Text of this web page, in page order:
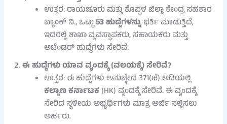
ಉತ್ತರ: ರಾಯಚೂರು ಮತ್ತು ಕೊಪ್ಪಳ ಜಿಲ್ಲಾ ಕೇಂದ್ರ ಸಹಕಾರ
ಬ್ಯಾಂಕ್ ನಿ., ಒಟ್ಟು53 ಹುದ್ದೆಗಳನ್ನುಭರ್ತಿ ಮಾಡುತ್ತಿದೆ,
ಇದರಲ್ಲಿ ಶಾಖಾ ವ್ಯವಸ್ಥಾಪಕರು, ಸಹಾಯಕರು ಮತ್ತು
ಅಟೆಂಡರ್ ಹುದ್ದೆಗಳು ಸೇರಿವೆ.
ಈ ಹುದ್ದೆಗಳು ಯಾವ ವೃಂದಕ್ಕೆ (ವಲಯಕ್ಕೆ) ಸೇರಿವೆ?
ಉತ್ತರ: ಈ ಹುದ್ದೆಗಳು ಅನುಚ್ಛೇದ 371(ಜೆ) ಅಡಿಯಲ್ಲಿ
ಕಲ್ಯಾಣ ಕರ್ನಾಟಕ(HK) ವೃಂದಕ್ಕೆ ಸೇರಿವೆ. ಈ ವೃಂದಕ್ಕೆ
ಸೇರಿದ ಸ್ಥಳೀಯ ಅಭ್ಯರ್ಥಿಗಳು ಮಾತ್ರ ಅರ್ಜಿ ಸಲ್ಲಿಸಲು
ಅರ್ಹರು.